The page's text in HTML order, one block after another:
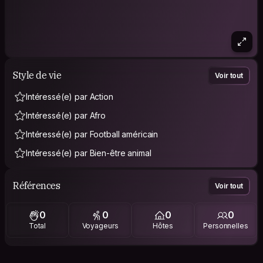
Style de vie Voir tout
Intéressé(e) par Action
Intéressé(e) par Afro
Intéressé(e) par Football américain
Intéressé(e) par Bien-être animal
Références Voir tout
0
Total
0
Voyageurs
0
Hôtes
0
Personnelles